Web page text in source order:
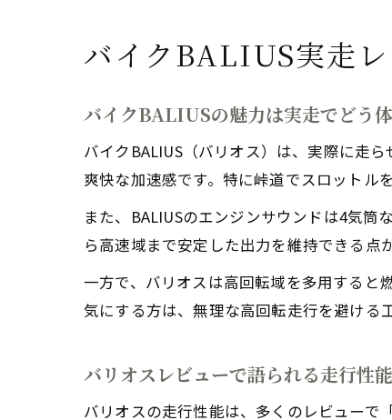
バイクBALIUS実走
バイクBALIUSの魅力は実走でどう
バイクBALIUS（バリオス）は、実際に走
爽快な加速感です。特に峠道でスロットル
また、BALIUSのエンジンサウンドは4気
ら高速域まで安定した出力を維持できる点
一方で、バリオスは高回転域を多用すると
気にする方は、無理な高回転走行を避ける
バリオスレビューで語られる走行性
バリオスの走行性能は、多くのレビューで